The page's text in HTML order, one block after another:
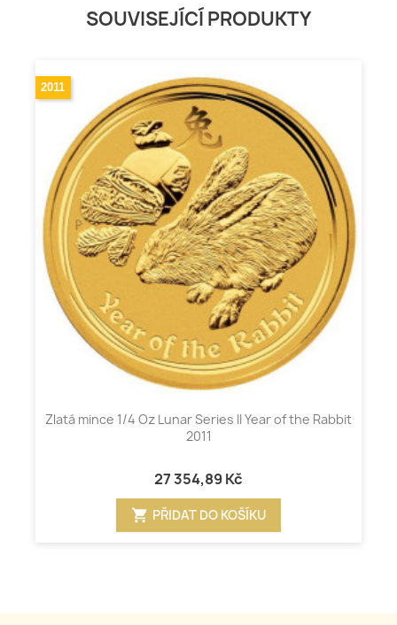
SOUVISEJÍCÍ PRODUKTY
2011
Zlatá mince 1/4 Oz Lunar Series II Year of the Rabbit
2011
27 354,89 Kč
shopping_cart PŘIDAT DO KOŠÍKU